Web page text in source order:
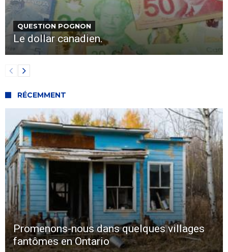
QUESTION POGNON
Le dollar canadien.
RÉCEMMENT
Promenons-nous dans quelques villages
fantômes en Ontario